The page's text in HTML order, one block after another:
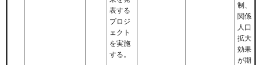
表する
プロジ
ェクト
を実施
する。
制、
関係
人口
拡大
効果
が期